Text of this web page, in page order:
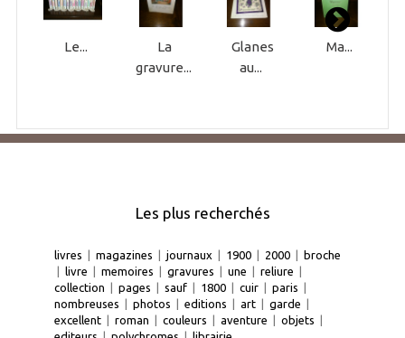
Le...
La
gravure...
Glanes
au...
Ma...
Les plus recherchés
livres | magazines | journaux | 1900 | 2000 | broche
| livre | memoires | gravures | une | reliure |
collection | pages | sauf | 1800 | cuir | paris |
nombreuses | photos | editions | art | garde |
excellent | roman | couleurs | aventure | objets |